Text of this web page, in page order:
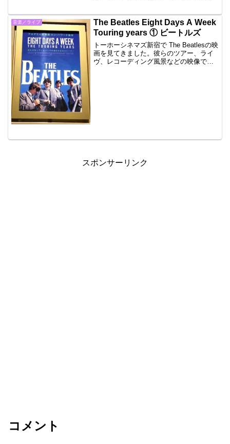
器と...
音楽／ライブ
The Beatles Eight Days A Week
Touring years ① ビートルズ
トーホーシネマズ新宿で The Beatlesの映
画を見てきました。彼らのツアー、ライ
ヴ、レコーディング風景などの映像で
スポンサーリンク
コメント